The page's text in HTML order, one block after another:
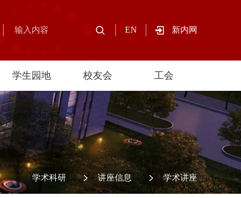
EN 新内网
学生园地 校友会 工会
/ 学术科研 / 讲座信息 / 学术讲座